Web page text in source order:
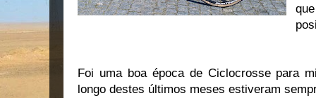
Foi uma boa época de Ciclocrosse para
longo destes últimos meses estiveram